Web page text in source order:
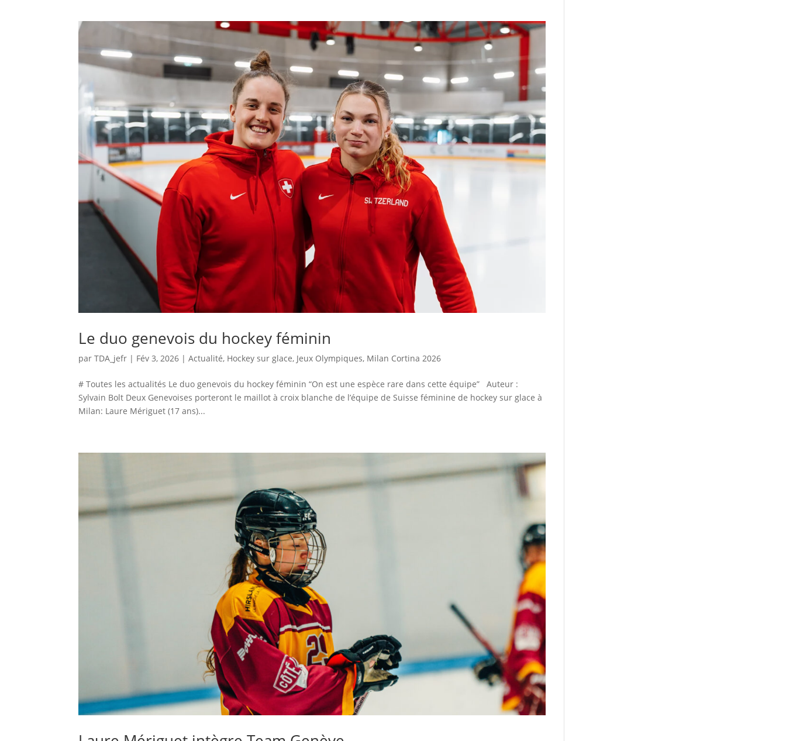
Le duo genevois du hockey féminin
parTDA_jefr | Fév 3, 2026 |Actualité, Hockey sur glace, Jeux Olympiques, Milan Cortina 2026
# Toutes les actualités Le duo genevois du hockey féminin “On est une espèce rare dans cette équipe” Auteur :
Sylvain Bolt Deux Genevoises porteront le maillot à croix blanche de l’équipe de Suisse féminine de hockey sur glace à
Milan: Laure Mériguet (17 ans)...